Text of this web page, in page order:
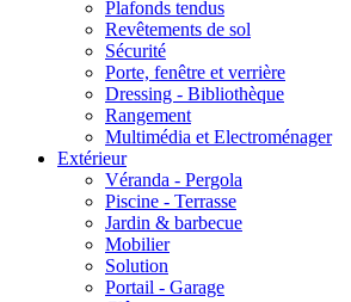
Plafonds tendus
Revêtements de sol
Sécurité
Porte, fenêtre et verrière
Dressing - Bibliothèque
Rangement
Multimédia et Electroménager
Extérieur
Véranda - Pergola
Piscine - Terrasse
Jardin & barbecue
Mobilier
Solution
Portail - Garage